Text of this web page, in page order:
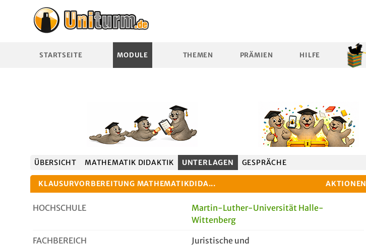
STARTSEITE MODULE THEMEN PRÄMIEN HILFE
ÜBERSICHT MATHEMATIK DIDAKTIK UNTERLAGEN GESPRÄCHE
KLAUSURVORBEREITUNG MATHEMATIKDIDA... AKTIONEN
HOCHSCHULE
Martin-Luther-Universität Halle-
Wittenberg
FACHBEREICH
Juristische und